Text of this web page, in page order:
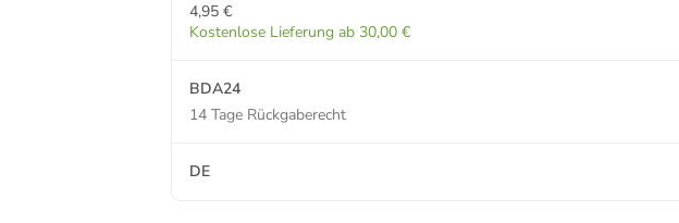
4,95 €
Kostenlose Lieferung ab 30,00 €
BDA24
14 Tage Rückgaberecht
DE